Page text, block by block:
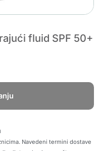
fluid SPF 50+
Navedeni termini dostave